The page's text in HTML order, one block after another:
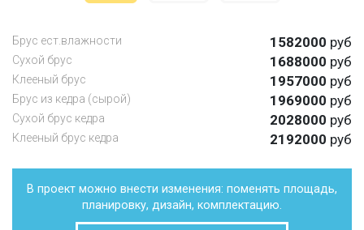
Брус ест.влажности 1582000 руб
Cухой брус 1688000 руб
Клееный брус 1957000 руб
Брус из кедра (сырой) 1969000 руб
Сухой брус кедра 2028000 руб
Клееный брус кедра 2192000 руб
В проект можно внести изменения: поменять площадь,
планировку, дизайн, комплектацию.